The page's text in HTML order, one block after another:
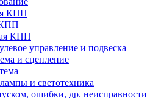
КПП
КПП
управление и подвеска
и сцепление
и светотехника
ошибки, др. неисправности